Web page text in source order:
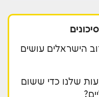
הישראלים עושים
שלנו כדי ששום